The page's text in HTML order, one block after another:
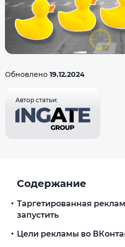
Обновлено 19.12.2024
Автор статьи:
Содержание
Таргетированная
запустить
Цели рекламы во